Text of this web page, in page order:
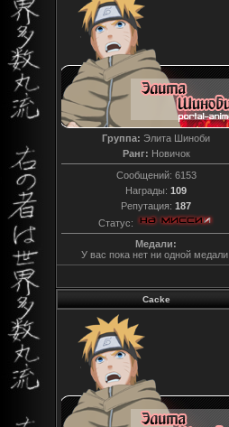
Группа: Элита Шиноби
Ранг: Новичок
Сообщений: 6153
Награды: 109
Репутация: 187
Статус:
Медали:
У вас пока нет ни одной медали.
Cacke